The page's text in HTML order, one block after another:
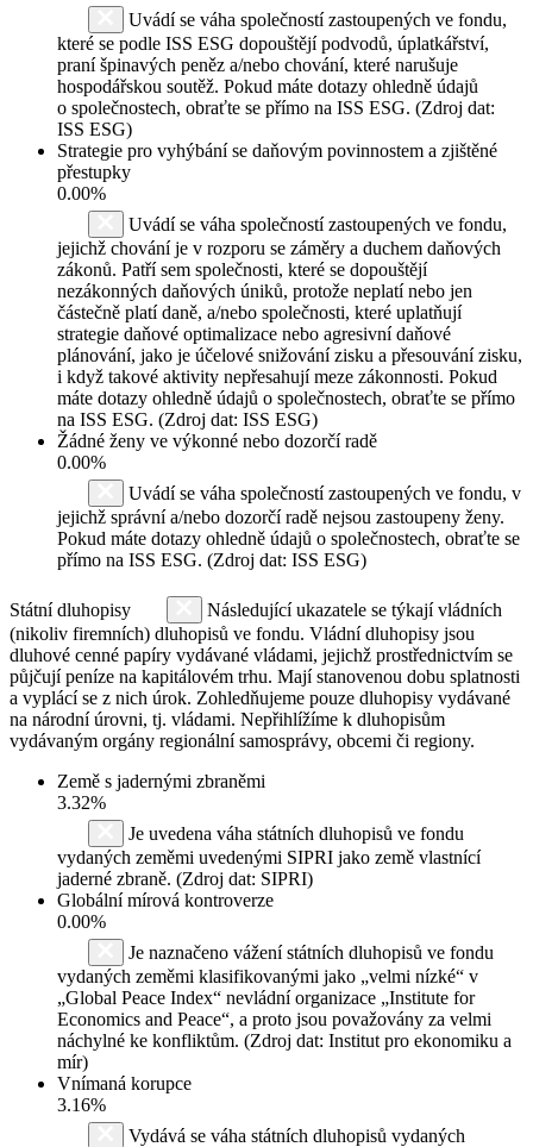
Uvádí se váha společností zastoupených ve fondu,
které se podle ISS ESG dopouštějí podvodů, úplatkářství,
praní špinavých peněz a/nebo chování, které narušuje
hospodářskou soutěž. Pokud máte dotazy ohledně údajů
o společnostech, obraťte se přímo na ISS ESG. (Zdroj dat:
ISS ESG)
Strategie pro vyhýbání se daňovým povinnostem a zjištěné
přestupky
0.00%
Uvádí se váha společností zastoupených ve fondu,
jejichž chování je v rozporu se záměry a duchem daňových
zákonů. Patří sem společnosti, které se dopouštějí
nezákonných daňových úniků, protože neplatí nebo jen
částečně platí daně, a/nebo společnosti, které uplatňují
strategie daňové optimalizace nebo agresivní daňové
plánování, jako je účelové snižování zisku a přesouvání zisku,
i když takové aktivity nepřesahují meze zákonnosti. Pokud
máte dotazy ohledně údajů o společnostech, obraťte se přímo
na ISS ESG. (Zdroj dat: ISS ESG)
Žádné ženy ve výkonné nebo dozorčí radě
0.00%
Uvádí se váha společností zastoupených ve fondu, v
jejichž správní a/nebo dozorčí radě nejsou zastoupeny ženy.
Pokud máte dotazy ohledně údajů o společnostech, obraťte se
přímo na ISS ESG. (Zdroj dat: ISS ESG)
Státní dluhopisy
Následující ukazatele se týkají vládních
(nikoliv firemních) dluhopisů ve fondu. Vládní dluhopisy jsou
dluhové cenné papíry vydávané vládami, jejichž prostřednictvím se
půjčují peníze na kapitálovém trhu. Mají stanovenou dobu splatnosti
a vyplácí se z nich úrok. Zohledňujeme pouze dluhopisy vydávané
na národní úrovni, tj. vládami. Nepřihlížíme k dluhopisům
vydávaným orgány regionální samosprávy, obcemi či regiony.
Země s jadernými zbraněmi
3.32%
Je uvedena váha státních dluhopisů ve fondu
vydaných zeměmi uvedenými SIPRI jako země vlastnící
jaderné zbraně. (Zdroj dat: SIPRI)
Globální mírová kontroverze
0.00%
Je naznačeno vážení státních dluhopisů ve fondu
vydaných zeměmi klasifikovanými jako „velmi nízké“ v
„Global Peace Index“ nevládní organizace „Institute for
Economics and Peace“, a proto jsou považovány za velmi
náchylné ke konfliktům. (Zdroj dat: Institut pro ekonomiku a
mír)
Vnímaná korupce
3.16%
Vydává se váha státních dluhopisů vydaných